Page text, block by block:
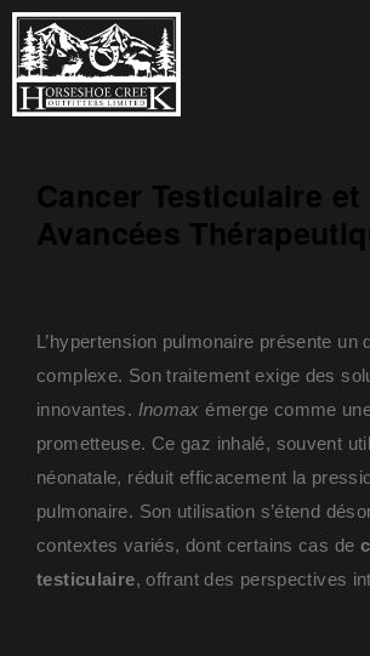
Cancer Testiculaire et
Avancées
L’hypertension pulmonaire présente un
complexe. Son traitement exige des
innovantes. Inomax émerge comme
prometteuse. Ce gaz inhalé, souvent
néonatale, réduit efficacement la
pulmonaire. Son utilisation s’étend
contextes variés, dont certains cas de
testiculaire, offrant des perspectives